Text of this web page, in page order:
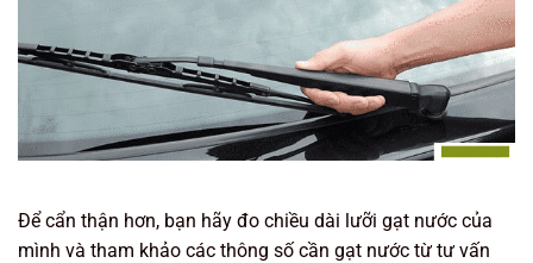
Để cẩn thận hơn, bạn hãy đo chiều dài lưỡi gạt nước của
mình và tham khảo các thông số cần gạt nước từ tư vấn